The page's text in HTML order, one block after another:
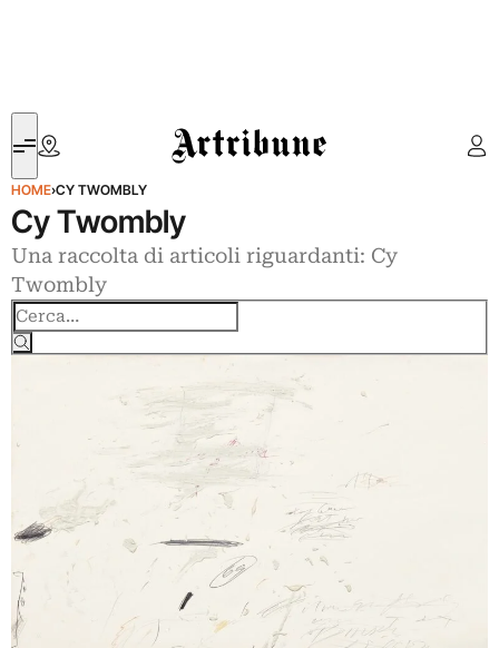
Artribune
HOME›CY TWOMBLY
Cy Twombly
Una raccolta di articoli riguardanti: Cy
Twombly